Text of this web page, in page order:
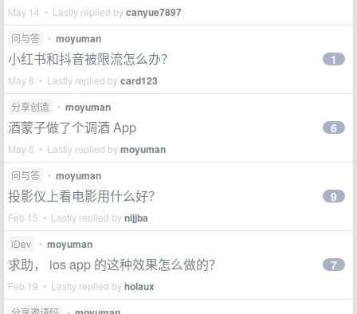
May 14 • Lastly replied bycanyue7897
问与答 • moyuman
小红书和抖音被限流怎么办？
May 8 • Lastly replied bycard123
1
分享创造 • moyuman
酒蒙子做了个调酒 App
May 6 • Lastly replied bymoyuman
6
问与答 • moyuman
投影仪上看电影用什么好？
Feb 15 • Lastly replied bynijjba
9
iDev • moyuman
求助， ios app 的这种效果怎么做的？
Feb 19 • Lastly replied byholaux
7